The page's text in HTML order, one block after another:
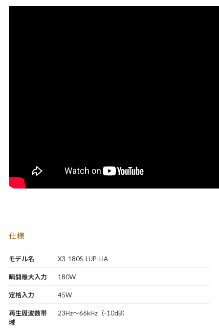
モデル名 X3-180S-LUP-HA
仕様
瞬間最大入力 180W
定格入力 45W
再生周波数帯
域
23Hz～66kHz（-10dB）